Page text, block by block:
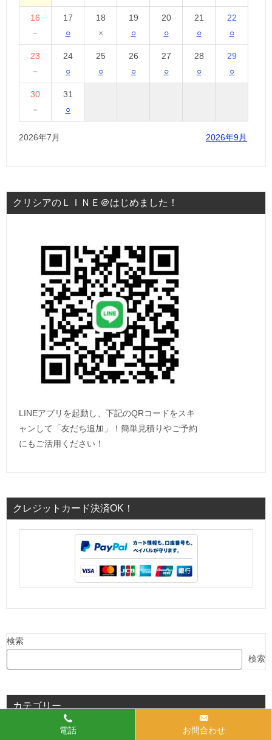
16
－
17
○
18
×
19
○
20
○
21
○
22
○
23
－
24
○
25
○
26
○
27
○
28
○
29
○
30
－
31
○
2026年7月 2026年9月
クリシアのＬＩＮＥ＠はじめました！
LINEアプリを起動し、下記のQRコードをスキ
ャンして「友だち追加」！簡単見積りやご予約
にもご活用ください！
クレジットカード決済OK！
検索
検索
カテゴリー
お役立ち情報(お掃除方法など) (109)
電話 お問合わせ